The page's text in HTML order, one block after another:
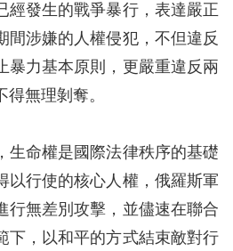
經發生的戰爭暴行，表達嚴正
間涉嫌的人權侵犯，不但違反
暴力基本原則，更嚴重違反兩
無理剝奪。
生命權是國際法律秩序的基礎
以行使的核心人權，俄羅斯軍
行無差別攻擊，並儘速在聯合
下，以和平的方式結束敵對行